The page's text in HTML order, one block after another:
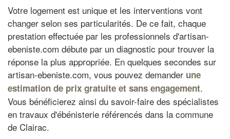
Votre logement est unique et les interventions vont
changer selon ses particularités. De ce fait, chaque
prestation effectuée par les professionnels d'artisan-
ebeniste.com débute par un diagnostic pour trouver la
réponse la plus appropriée. En quelques secondes sur
artisan-ebeniste.com, vous pouvez demander une
estimation de prix gratuite et sans engagement.
Vous bénéficierez ainsi du savoir-faire des spécialistes
en travaux d'ébénisterie référencés dans la commune
de Clairac.